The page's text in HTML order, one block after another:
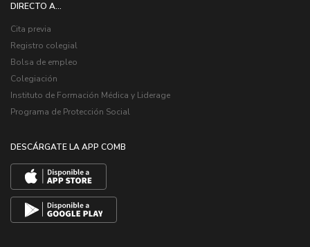
DIRECTO A...
Cita previa
Registro colegial
Bolsa de empleo
Colegiación
Instituto de Formación Médica y Liderage
Programa de Protección Social
DESCÁRGATE LA APP COMB